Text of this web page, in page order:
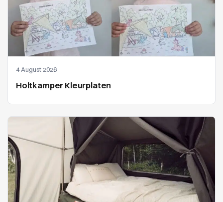
4 August 2026
Holtkamper Kleurplaten